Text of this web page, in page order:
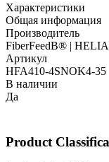
Характеристики
Общая информация
Производитель
FiberFeedВ® |
Артикул
HFA410-4SNOK4-35
В наличии
Да
Product